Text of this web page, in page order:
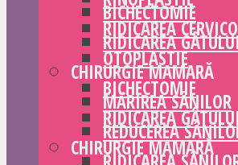
BICHECTOMIE
RIDICAREA
CHIRURGIE MAMARĂ
MĂRIREA SÂNILOR
REDUCEREA
RIDICAREA
OTOPLASTIE
BICHECTOMIE
RIDICAREA GÂTULUI
CHIRURGIE MAMARĂ